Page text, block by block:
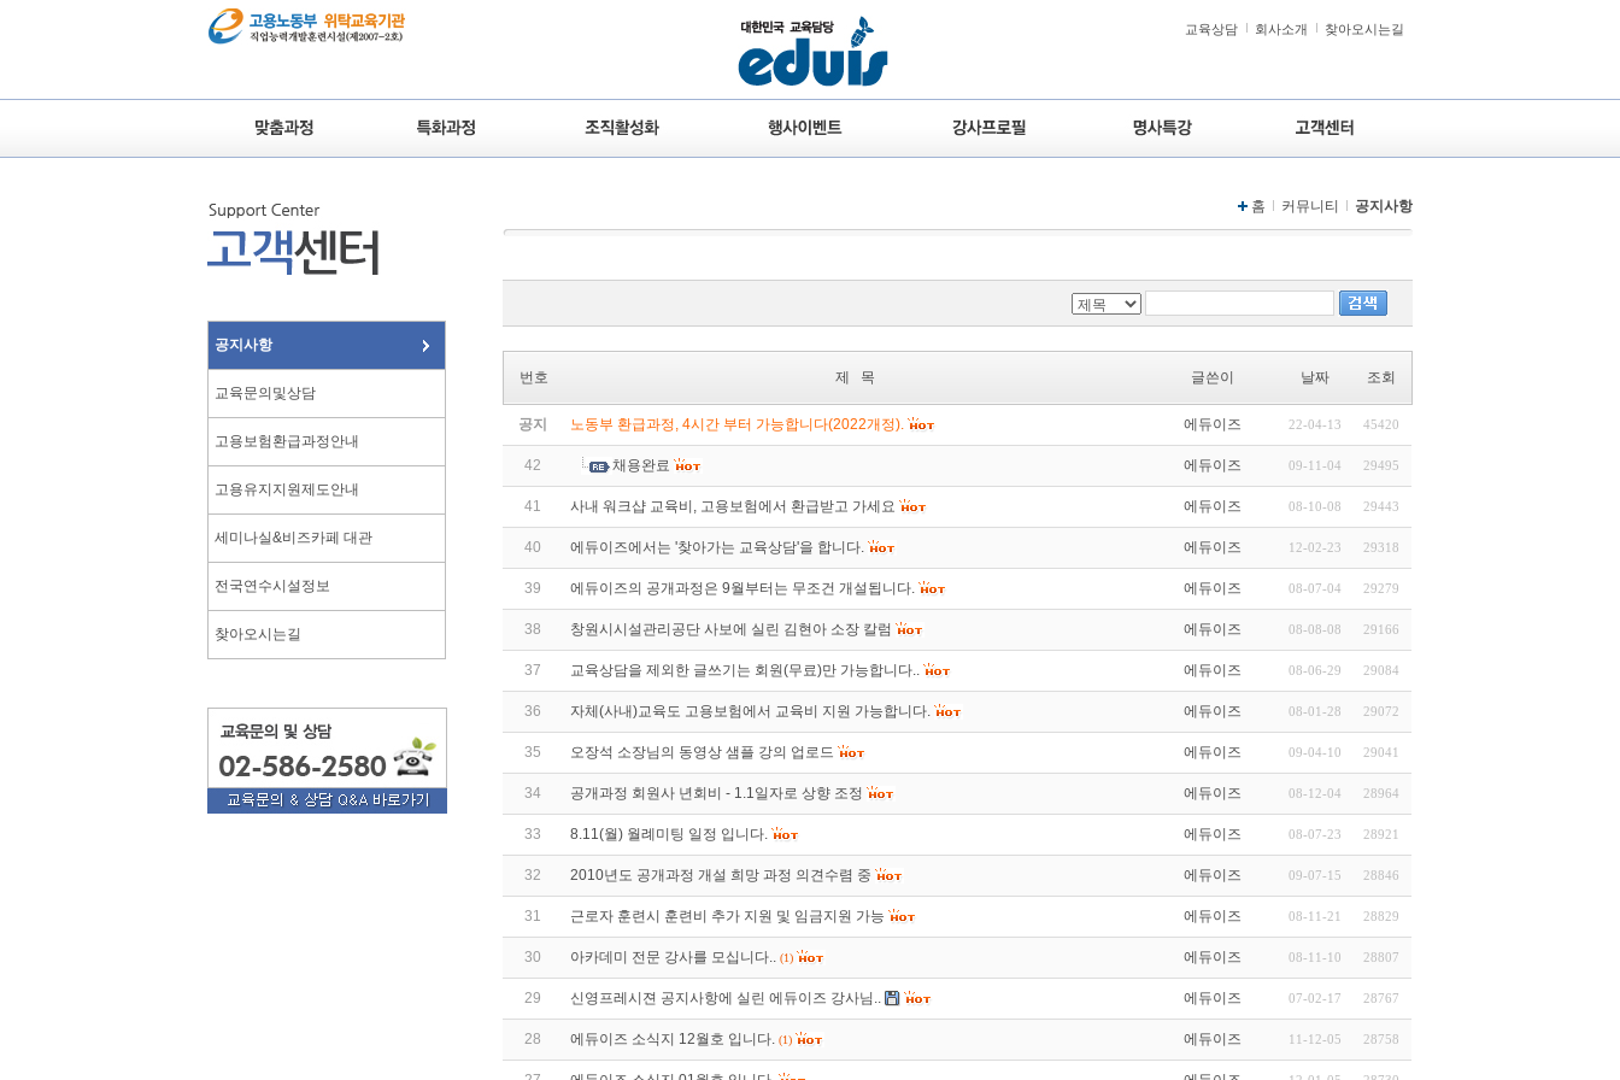
교육상담 회사소개 찾아오시는길
공지사항
교육문의및상담
고용보험환급과정안내
고용유지지원제도안내
세미나실&비즈카페 대관
전국연수시설정보
찾아오시는길
홈 커뮤니티 공지사항
번호 제 목 글쓴이 날짜 조회
공지 노동부 환급과정, 4시간 부터 가능합니다(2022개정). 에듀이즈 22-04-13 45420
42 채용완료 에듀이즈 09-11-04 29495
41 사내 워크샵 교육비, 고용보험에서 환급받고 가세요 에듀이즈 08-10-08 29443
40 에듀이즈에서는 '찾아가는 교육상담'을 합니다. 에듀이즈 12-02-23 29318
39 에듀이즈의 공개과정은 9월부터는 무조건 개설됩니다. 에듀이즈 08-07-04 29279
38 창원시시설관리공단 사보에 실린 김현아 소장 칼럼 에듀이즈 08-08-08 29166
37 교육상담을 제외한 글쓰기는 회원(무료)만 가능합니다.. 에듀이즈 08-06-29 29084
36 자체(사내)교육도 고용보험에서 교육비 지원 가능합니다. 에듀이즈 08-01-28 29072
35 오장석 소장님의 동영상 샘플 강의 업로드 에듀이즈 09-04-10 29041
34 공개과정 회원사 년회비 - 1.1일자로 상향 조정 에듀이즈 08-12-04 28964
33 8.11(월) 월례미팅 일정 입니다. 에듀이즈 08-07-23 28921
32 2010년도 공개과정 개설 희망 과정 의견수렴 중 에듀이즈 09-07-15 28846
31 근로자 훈련시 훈련비 추가 지원 및 임금지원 가능 에듀이즈 08-11-21 28829
30 아카데미 전문 강사를 모십니다.. (1) 에듀이즈 08-11-10 28807
29 신영프레시젼 공지사항에 실린 에듀이즈 강사님.. 에듀이즈 07-02-17 28767
28 에듀이즈 소식지 12월호 입니다. (1) 에듀이즈 11-12-05 28758